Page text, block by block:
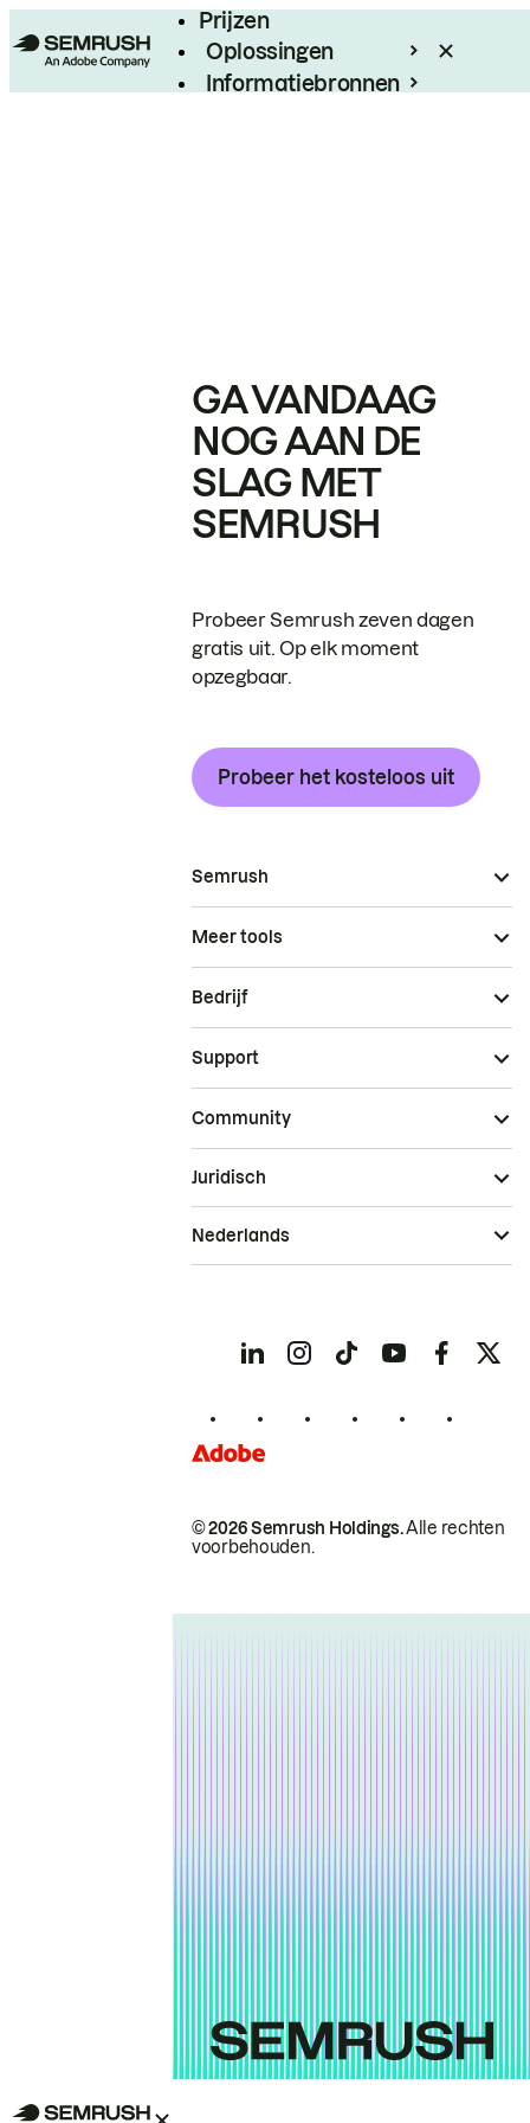
Prijzen
Oplossingen
Informatiebronnen
GA VANDAAG
NOG AAN DE
SLAG MET
SEMRUSH
Probeer Semrush zeven dagen
gratis uit. Op elk moment
opzegbaar.
Probeer het kosteloos uit
Semrush
Meer tools
Bedrijf
Support
Community
© 2026 Semrush Holdings.Alle rechten
voorbehouden.
Juridisch
Nederlands